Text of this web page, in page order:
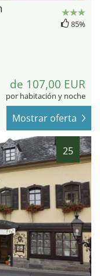
85%
de 107,00 EUR
por habitación y noche
Mostrar oferta
25